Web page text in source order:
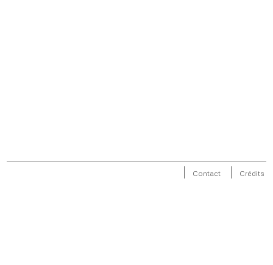
Contact Crédits